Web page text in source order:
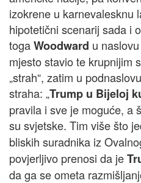
izokrene u karnevalesknu
hipotetični scenarij sada i
togaWoodward u
mjesto stavio te krupnijim
„strah“, zatim u
straha: „Trump u Bijeloj
pravila i sve je moguće, a
su svjetske. Tim više što
bliskih suradnika iz
povjerljivo prenosi da je
da ga se ometa